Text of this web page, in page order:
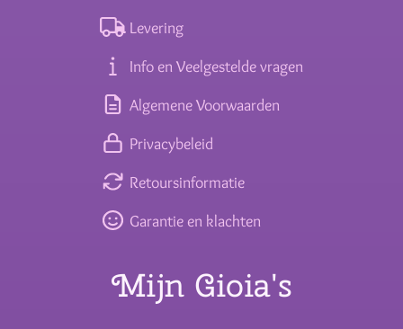
Levering
Info en Veelgestelde vragen
Algemene Voorwaarden
Privacybeleid
Retoursinformatie
Garantie en klachten
Mijn Gioia's